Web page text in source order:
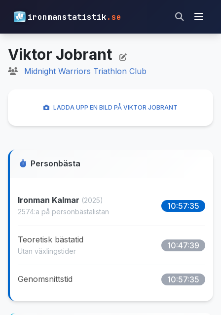
ironmanstatistik.se
Viktor Jobrant
Midnight Warriors Triathlon Club
Personbästa
Ironman Kalmar (2025)
2574:a på personbästalistan
10:57:35
Teoretisk bästatid
Utan växlingstider
10:47:39
Genomsnittstid 10:57:35
LADDA UPP EN BILD PÅ VIKTOR JOBRANT